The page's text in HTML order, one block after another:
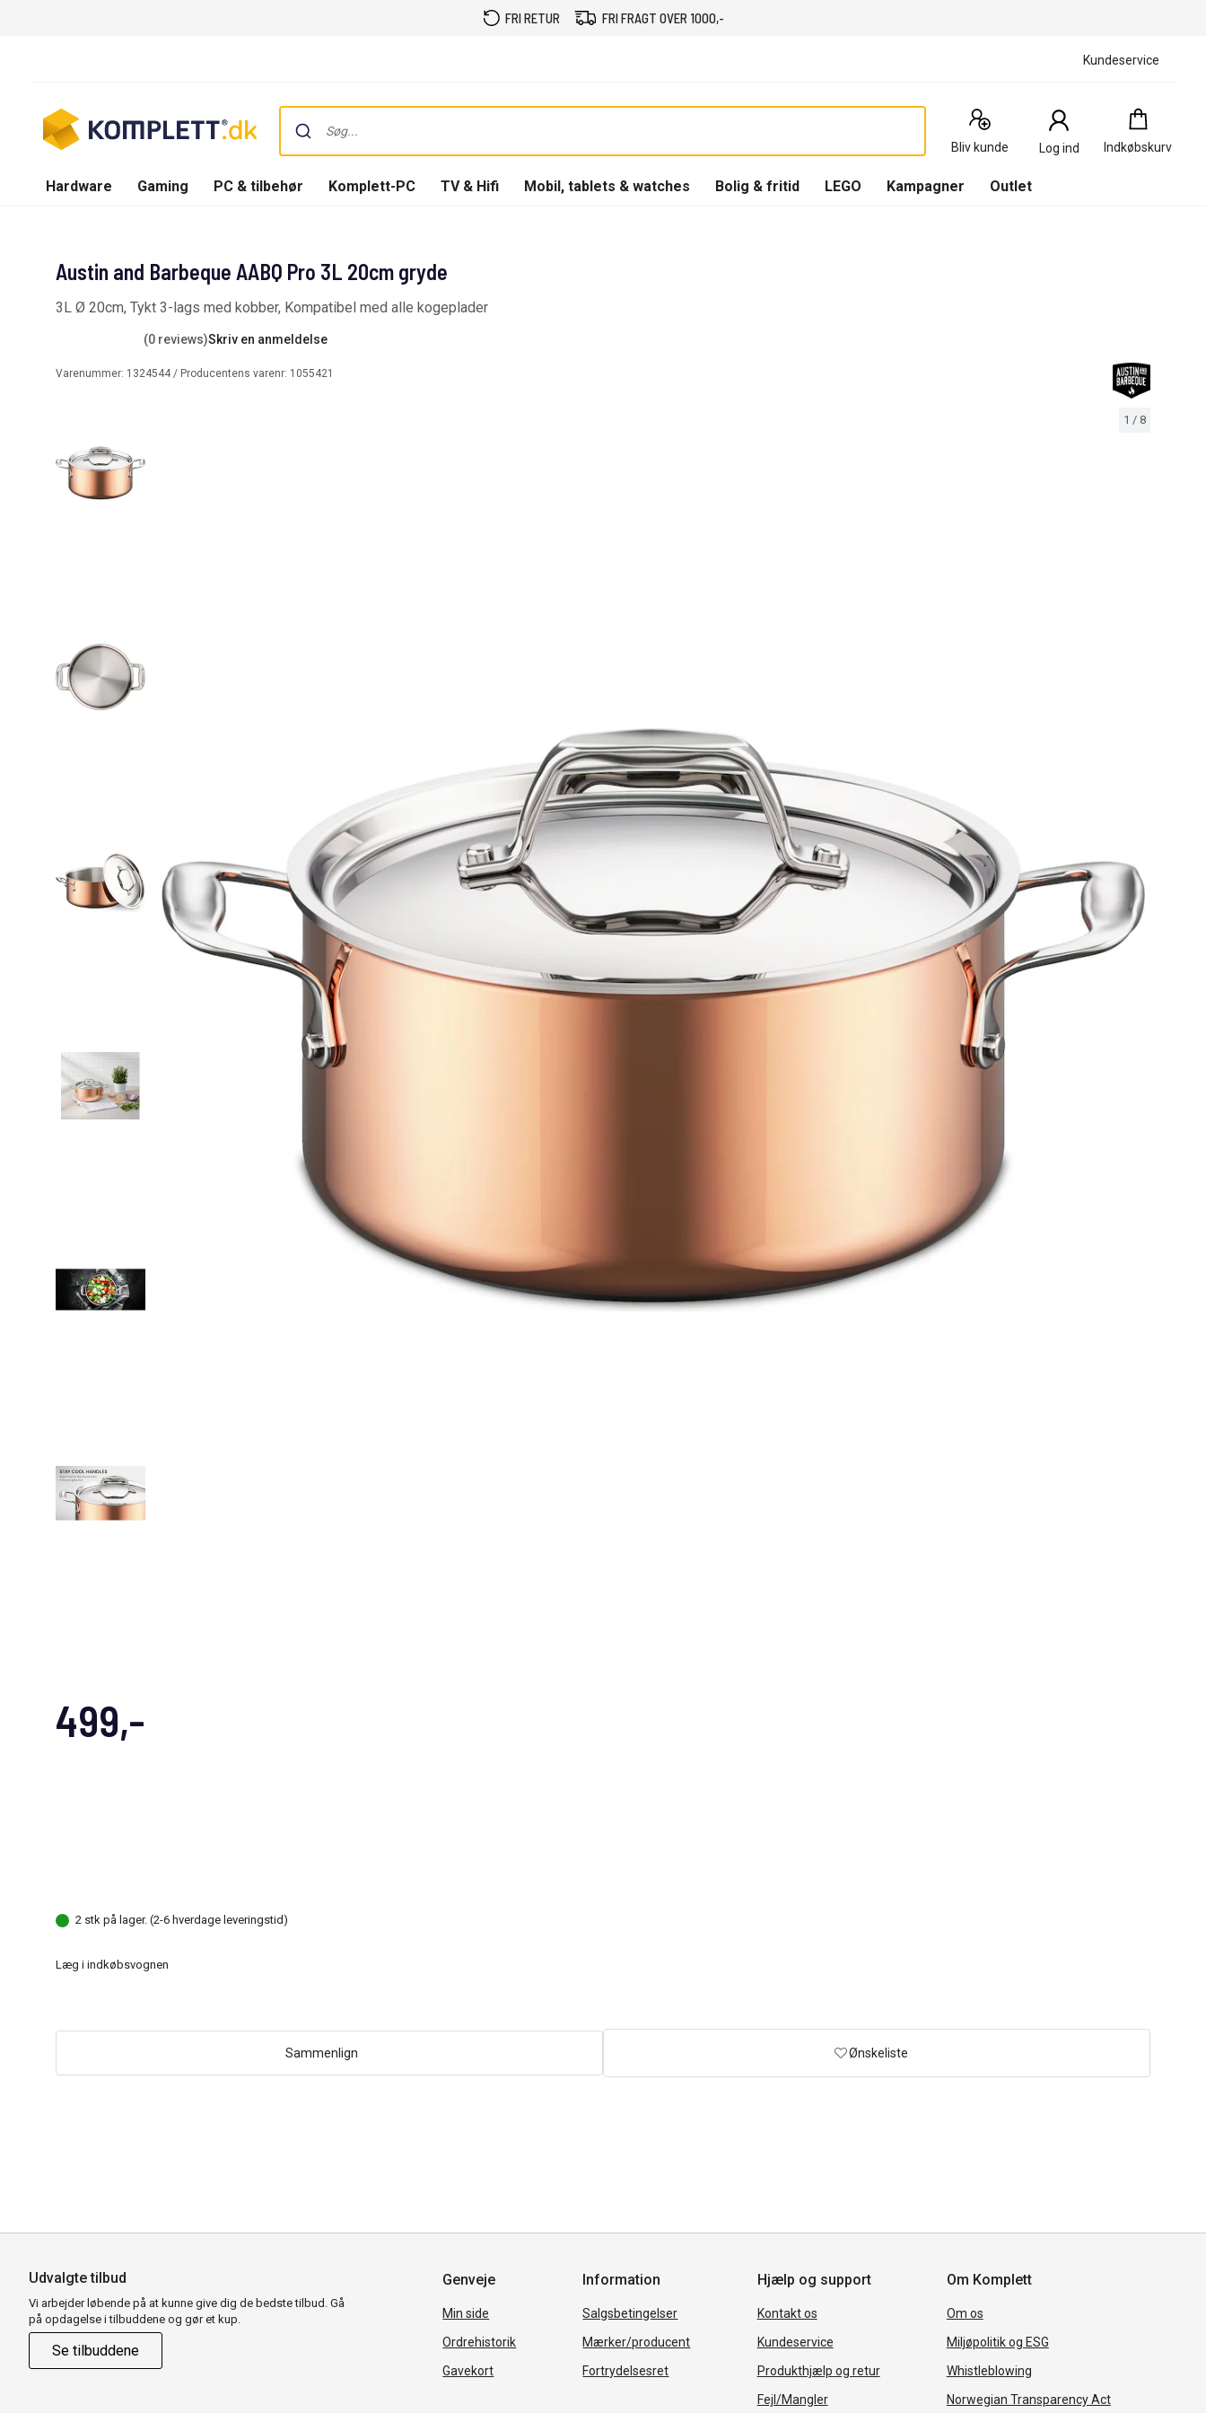
FRI RETUR FRI FRAGT OVER 1000,-
Kundeservice
Bliv kunde Log ind Indkøbskurv
Indkøbskurv
0
Produkter
Hardware Gaming PC & tilbehør Komplett-PC TV & Hifi Mobil, tablets & watches Bolig & fritid LEGO Kampagner Outlet
1 / 8
Austin and Barbeque AABQ Pro 3L 20cm gryde
3L Ø 20cm, Tykt 3-lags med kobber, Kompatibel med alle kogeplader
(0 reviews)Skriv en anmeldelse
Varenummer: 1324544 / Producentens varenr: 1055421
499,-
2 stk på lager. (2-6 hverdage leveringstid)
Læg i indkøbsvognen
Sammenlign Ønskeliste
Udvalgte tilbud
Vi arbejder løbende på at kunne give dig de bedste tilbud. Gå
på opdagelse i tilbuddene og gør et kup.
Se tilbuddene
Genveje
Min side
Ordrehistorik
Gavekort
Information
Salgsbetingelser
Mærker/producent
Fortrydelsesret
Hjælp og support
Kontakt os
Kundeservice
Produkthjælp og retur
Fejl/Mangler
Om Komplett
Om os
Miljøpolitik og ESG
Whistleblowing
Norwegian Transparency Act